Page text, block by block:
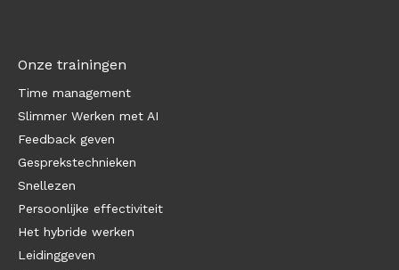
Onze trainingen
Time management
Slimmer Werken met AI
Feedback geven
Gesprekstechnieken
Snellezen
Persoonlijke effectiviteit
Het hybride werken
Leidinggeven